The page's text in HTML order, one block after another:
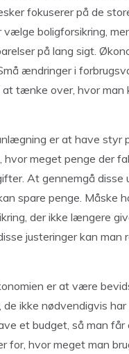
fokuserer på de
vælge boligforsikring,
på lang sigt.
ændringer i
tænke over, hvor man
er at have styr
meget penge der
At gennemgå
spare penge. Måske
der ikke længere
justeringer kan man
er at være
ikke nødvendigvis
et budget, så man
hvor meget man